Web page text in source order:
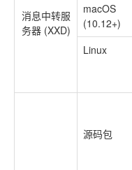
消息中转服
务器 (XXD)
macOS
(10.12+)
Linux
源码包